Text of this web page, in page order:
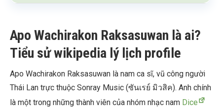
Apo Wachirakon Raksasuwan là ai?
Tiểu sử wikipedia lý lịch profile
Apo Wachirakon Raksasuwan là nam ca sĩ, vũ công người
Thái Lan trực thuộc Sonray Music (ซันเรย์ มิวสิค). Anh chính
là một trong những thành viên của nhóm nhạc nam Dice